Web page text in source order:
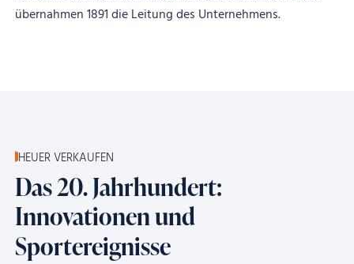
übernahmen 1891 die Leitung des Unternehmens.
HEUER VERKAUFEN
Das 20. Jahrhundert:
Innovationen und
Sportereignisse